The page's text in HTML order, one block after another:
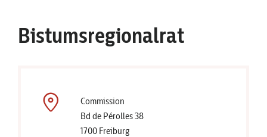
Bistumsregionalrat
Commission
Bd de Pérolles 38
1700 Freiburg